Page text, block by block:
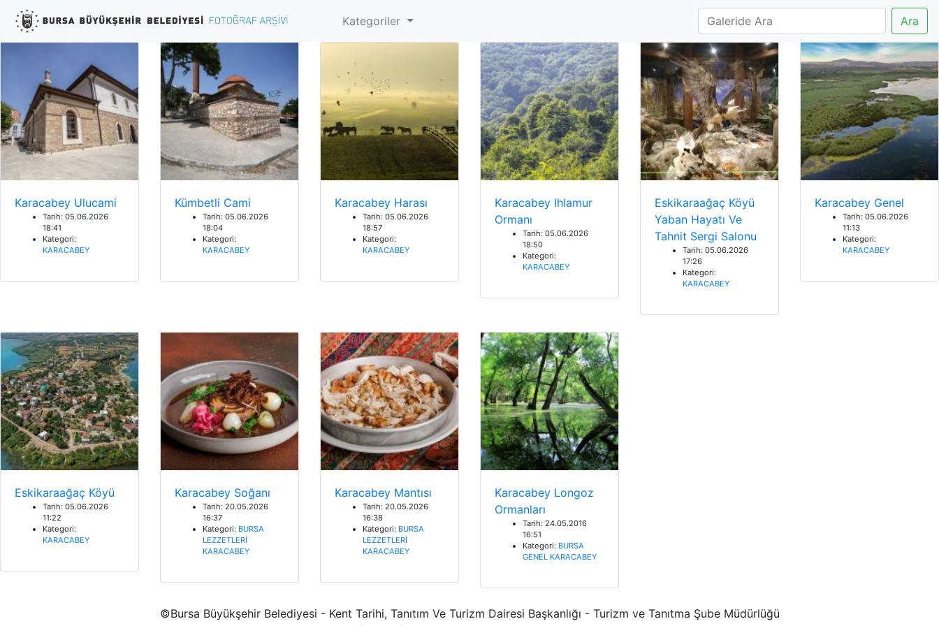
Kategoriler Ara
Karacabey Ulucami
Tarih: 05.06.2026
18:41
Kategori:
KARACABEY
Kümbetli Cami
Tarih: 05.06.2026
18:04
Kategori:
KARACABEY
Karacabey Harası
Tarih: 05.06.2026
18:57
Kategori:
KARACABEY
Karacabey Ihlamur
Ormanı
Tarih: 05.06.2026
18:50
Kategori:
KARACABEY
Eskikaraağaç Köyü
Yaban Hayatı Ve
Tahnit Sergi Salonu
Tarih: 05.06.2026
17:26
Kategori:
KARACABEY
Karacabey Genel
Tarih: 05.06.2026
11:13
Kategori:
KARACABEY
Eskikaraağaç Köyü
Tarih: 05.06.2026
11:22
Kategori:
KARACABEY
Karacabey Soğanı
Tarih: 20.05.2026
16:37
Kategori: BURSA
LEZZETLERİ
KARACABEY
Karacabey Mantısı
Tarih: 20.05.2026
16:38
Kategori: BURSA
LEZZETLERİ
KARACABEY
Karacabey Longoz
Ormanları
Tarih: 24.05.2016
16:51
Kategori: BURSA
GENEL KARACABEY
©Bursa Büyükşehir Belediyesi - Kent Tarihi, Tanıtım Ve Turizm Dairesi Başkanlığı - Turizm ve Tanıtma Şube Müdürlüğü